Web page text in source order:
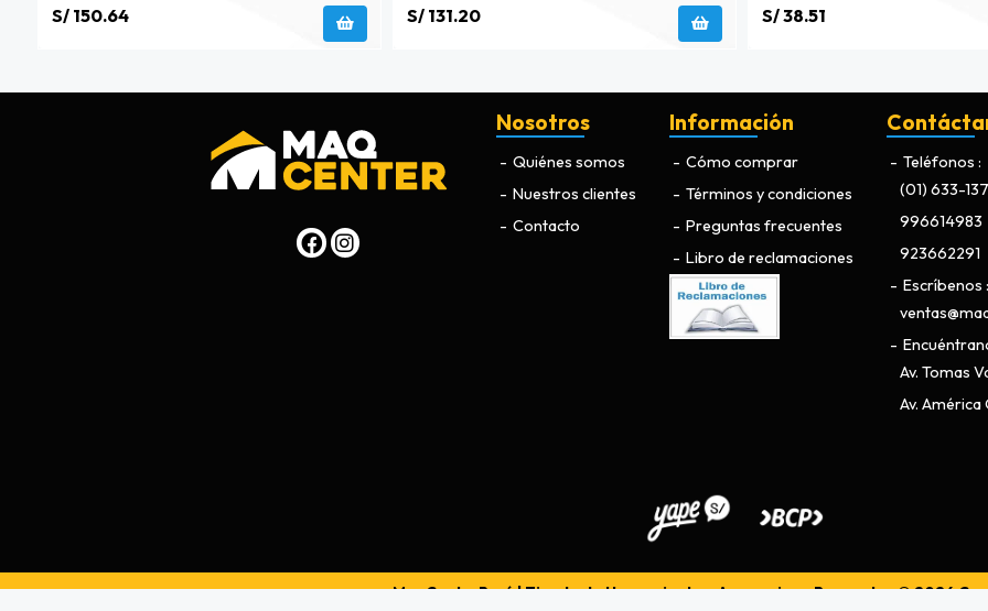
S/ 150.64
S/ 131.20
S/ 38.51
Nosotros
Quiénes somos
Nuestros clientes
Contacto
Información
Cómo comprar
Términos y condiciones
Preguntas frecuentes
Libro de reclamaciones
Teléfonos
(01) 633-
996614983
923662291
Escríbenos
Av. Tomas
Av. América
MaqCenterPerú | Tienda de Herramientas, Accesorios y Repuestos © 2026